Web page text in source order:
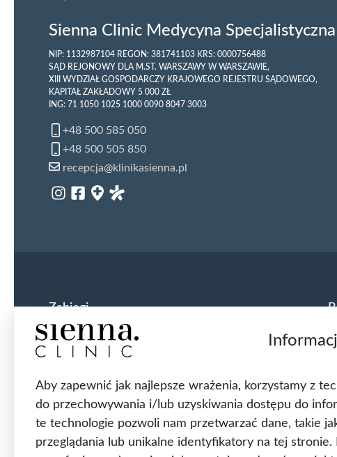
Sienna Clinic Medycyna
NIP: 1132987104 REGON: 381741103 KRS: 0000756488
SĄD REJONOWY DLA M.ST. WARSZAWY W WARSZAWIE,
XIII WYDZIAŁ GOSPODARCZY KRAJOWEGO REJESTRU SĄDOWEGO,
KAPITAŁ ZAKŁADOWY 5 000 ZŁ
ING: 71 1050 1025 1000 0090 8047 3003
+48 500 585 050
+48 500 505 850
recepcja@klinikasienna.pl
Zabiegi
Usunięcie ginekomastii
Przeszczep włosów FUE
Usunięcie przepukliny pachwinowej
Usunięcie przepukliny pępkowej
Założenie taśmy TVT
Korekta statyki narządów rodnych
Aby zapewnić jak najlepsze wrażenia, korzystamy z
do przechowywania i/lub uzyskiwania dostępu do
te technologie pozwoli nam przetwarzać dane, takie
przeglądania lub unikalne identyfikatory na tej stronie.